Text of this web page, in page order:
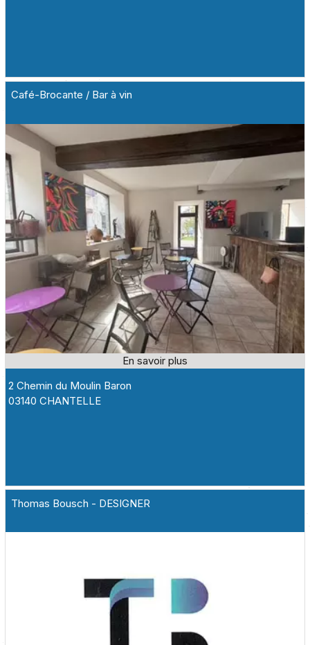
Café-Brocante / Bar à vin
2 Chemin du Moulin Baron
03140 CHANTELLE
Thomas Bousch - DESIGNER